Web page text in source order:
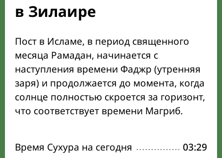
в Зилаире
Пост в Исламе, в период священного
месяца Рамадан, начинается с
наступления времени Фаджр (утренняя
заря) и продолжается до момента, когда
солнце полностью скроется за горизонт,
что соответствует времени Магриб.
Время Сухура на сегодня 03:29